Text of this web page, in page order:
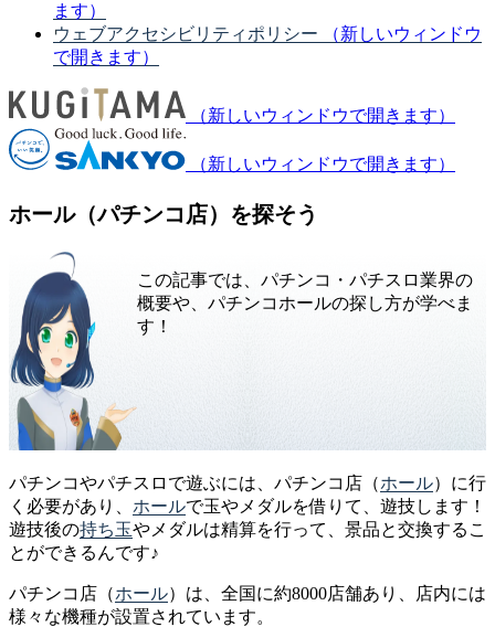
ます）
ウェブアクセシビリティポリシー
（新しいウィンドウ
で開きます）
（新しいウィンドウで開きます）
（新しいウィンドウで開きます）
ホール（パチンコ店）を探そう
この記事では、パチンコ・パチスロ業界の
概要や、パチンコホールの探し方が学べま
す！
パチンコやパチスロで遊ぶには、パチンコ店（ホール）に行
く必要があり、 ホールで玉やメダルを借りて、遊技します！
遊技後の持ち玉やメダルは精算を行って、景品と交換するこ
とができるんです♪
パチンコ店（ホール）は、全国に約8000店舗あり、店内には
様々な機種が設置されています。